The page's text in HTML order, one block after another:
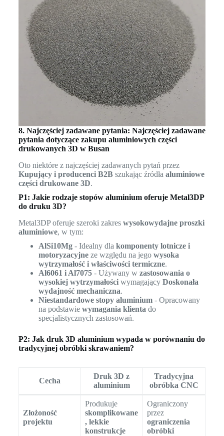
8. Najczęściej zadawane pytania: Najczęściej zadawane
pytania dotyczące zakupu aluminiowych części
drukowanych 3D w Busan
Oto niektóre z najczęściej zadawanych pytań przez
Kupujący i producenci B2Bszukając źródła aluminiowe
części drukowane 3D.
P1: Jakie rodzaje stopów aluminium oferuje Metal3DP
do druku 3D?
Metal3DP oferuje szeroki zakres wysokowydajne proszki
aluminiowe, w tym:
AlSi10Mg- Idealny dla komponenty lotnicze i
motoryzacyjneze względu na jego wysoka
wytrzymałość i właściwości termiczne.
Al6061 i Al7075- Używany w zastosowania o
wysokiej wytrzymałościwymagający Doskonała
wydajność mechaniczna.
Niestandardowe stopy aluminium- Opracowany
na podstawie wymagania klienta do
specjalistycznych zastosowań.
P2: Jak druk 3D aluminium wypada w porównaniu do
tradycyjnej obróbki skrawaniem?
Cecha
Druk 3D z
aluminium
Tradycyjna
obróbka CNC
Złożoność
projektu
Produkuje
skomplikowane
, lekkie
konstrukcje
Ograniczony
przez
ograniczenia
obróbki